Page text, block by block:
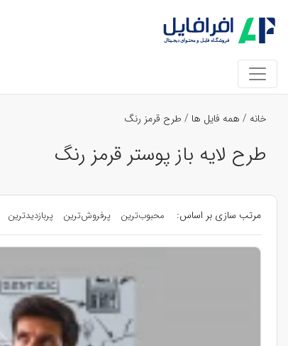
خانه / همه فایل ها / طرح قرمز رنگ
طرح لایه باز پوستر قرمز رنگ
مرتب سازی بر اساس: محبوب‌ترین پرفروش‌ترین پربازدیدترین